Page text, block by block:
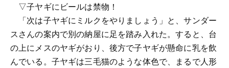
▽子ヤギにビールは禁物！
「次は子ヤギにミルクをやりましょう」と、サンダー
スさんの案内で別の納屋に足を踏み入れた。すると、台
の上にメスのヤギがおり、後方で子ヤギが懸命に乳を飲
んでいる。子ヤギは三毛猫のような体色で、まるで人形